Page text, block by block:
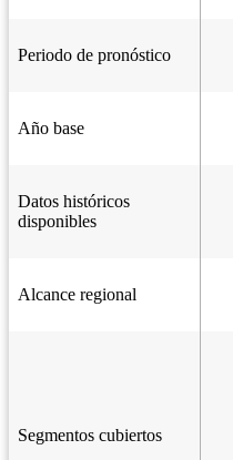
Periodo de pronóstico
Año base
Datos históricos
disponibles
Alcance regional
Segmentos cubiertos